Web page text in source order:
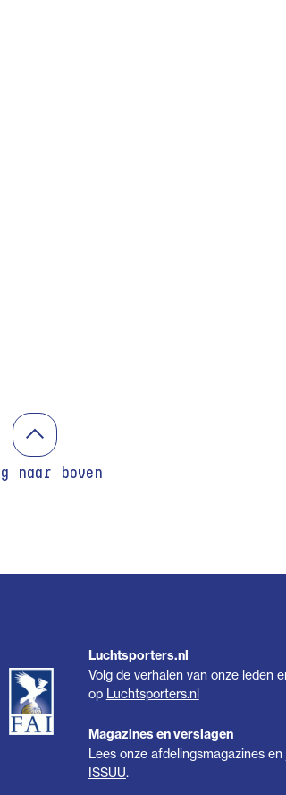
naar boven
Luchtsporters.nl
Volg de verhalen van onze leden
op Luchtsporters.nl
Magazines en verslagen
Lees onze afdelingsmagazines
ISSUU.